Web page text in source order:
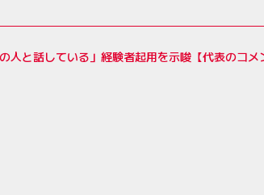
と話している」経験者起用を示唆【代表のコメ